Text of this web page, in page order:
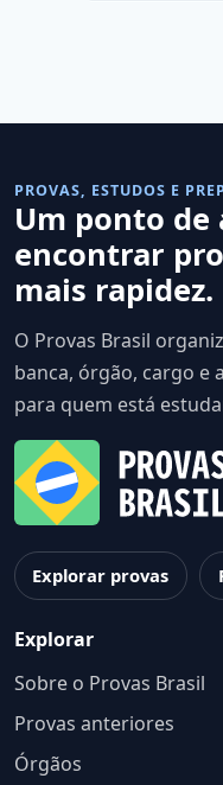
PROVAS, ESTUDOS E
Um ponto de
encontrar
mais rapidez.
O Provas Brasil
banca, órgão, cargo e
para quem está
Explorar provas
Explorar
Sobre o Provas Brasil
Provas anteriores
Órgãos